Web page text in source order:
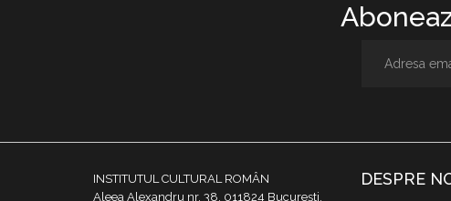
INSTITUTUL CULTURAL ROMÂN
Aleea Alexandru nr. 38, 011824 București,
DESPRE